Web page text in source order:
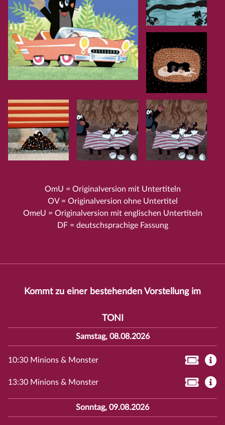
OmU = Originalversion mit Untertiteln
OV = Originalversion ohne Untertitel
OmeU = Originalversion mit englischen Untertiteln
DF = deutschsprachige Fassung
Kommt zu einer bestehenden Vorstellung im
TONI
Samstag, 08.08.2026
10:30 Minions & Monster
13:30 Minions & Monster
Sonntag, 09.08.2026